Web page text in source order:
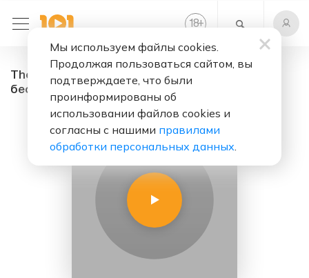
18+
The one reason - радио онлайн. Слушать
бесплатно
Мы используем файлы cookies.
Продолжая пользоваться сайтом, вы
подтверждаете, что были
проинформированы об
использовании файлов cookies и
согласны с нашими правилами
обработки персональных данных.